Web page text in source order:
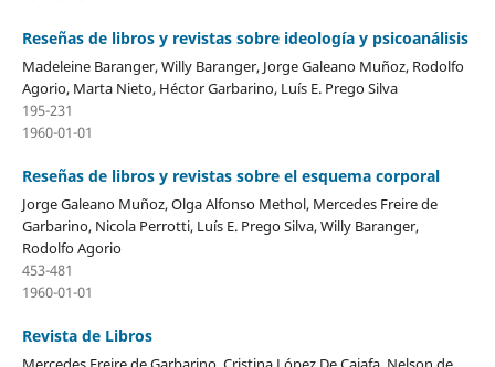
Reseñas de libros y revistas sobre ideología y psicoanálisis
Madeleine Baranger, Willy Baranger, Jorge Galeano Muñoz, Rodolfo
Agorio, Marta Nieto, Héctor Garbarino, Luís E. Prego Silva
195-231
1960-01-01
Reseñas de libros y revistas sobre el esquema corporal
Jorge Galeano Muñoz, Olga Alfonso Methol, Mercedes Freire de
Garbarino, Nicola Perrotti, Luís E. Prego Silva, Willy Baranger,
Rodolfo Agorio
453-481
1960-01-01
Revista de Libros